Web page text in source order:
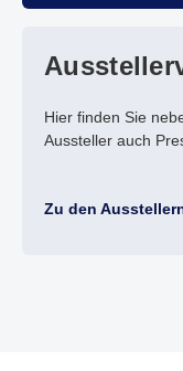
Hier finden Sie
Aussteller auch
Zu den